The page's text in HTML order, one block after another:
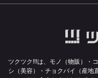
【幸之助の
しゃぶ鍋が
2026/02/03 【1日限り
ー肉 1キロ
ツクツク!!!は、モノ（物販）・
シ（美容）・チョクバイ（産地